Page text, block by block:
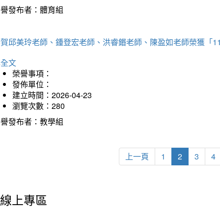
發布者：體育組
邱美玲老師、鍾登宏老師、洪睿鍲老師、陳盈如老師榮獲「
文
榮譽事項：
發佈單位：
建立時間：2026-04-23
瀏覽次數：280
發布者：教學組
上一頁 1 2 3 4
線上專區